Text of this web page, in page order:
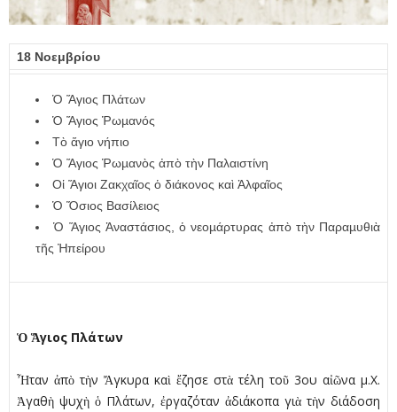
18 Νοεμβρίου
Ὁ Ἅγιος Πλάτων
Ὁ Ἅγιος Ῥωµανός
Τὸ ἅγιο νήπιο
Ὁ Ἅγιος Ῥωµανὸς ἀπὸ τὴν Παλαιστίνη
Οἱ Ἅγιοι Ζακχαῖος ὁ διάκονος καὶ Ἀλφαῖος
Ὁ Ὅσιος Βασίλειος
Ὁ Ἅγιος Ἀναστάσιος, ὁ νεοµάρτυρας ἀπὸ τὴν Παραµυθιὰ
τῆς Ἠπείρου
Ὁ Ἅγιος Πλάτων
Ἦταν ἀπὸ τὴν Ἄγκυρα καὶ ἔζησε στὰ τέλη τοῦ 3ου αἰῶνα µ.Χ.
Ἀγαθὴ ψυχὴ ὁ Πλάτων, ἐργαζόταν ἀδιάκοπα γιὰ τὴν διάδοση